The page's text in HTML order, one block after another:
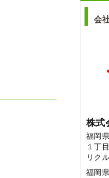
会
株式
福岡
１丁
リク
福岡